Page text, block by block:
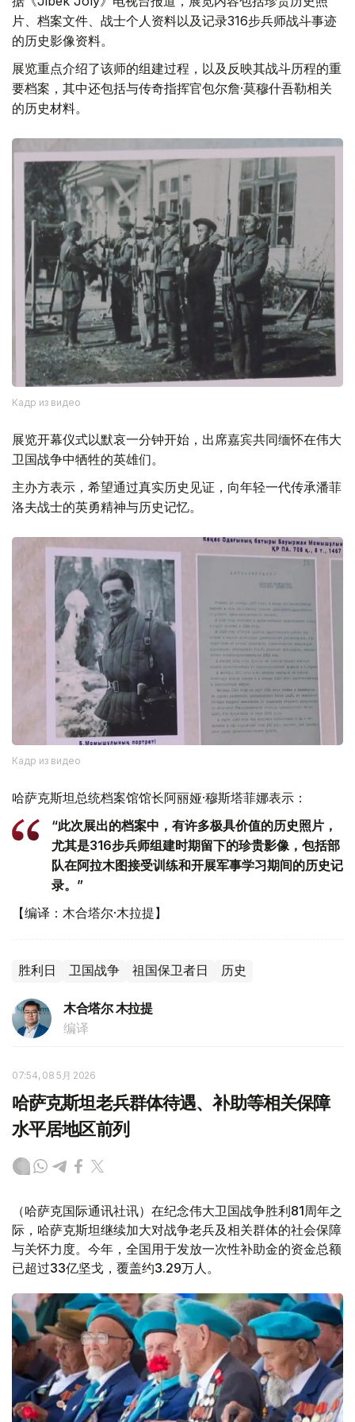
片、档案文件、战士个人资料以及记录316步兵师战斗事迹
的历史影像资料。
展览重点介绍了该师的组建过程，以及反映其战斗历程的重
要档案，其中还包括与传奇指挥官包尔詹·莫穆什吾勒相关
的历史材料。
Кадр из видео
展览开幕仪式以默哀一分钟开始，出席嘉宾共同缅怀在伟大
卫国战争中牺牲的英雄们。
主办方表示，希望通过真实历史见证，向年轻一代传承潘菲
洛夫战士的英勇精神与历史记忆。
Кадр из видео
哈萨克斯坦总统档案馆馆长阿丽娅·穆斯塔菲娜表示：
“此次展出的档案中，有许多极具价值的历史照片，
尤其是316步兵师组建时期留下的珍贵影像，包括部
队在阿拉木图接受训练和开展军事学习期间的历史记
录。”
【编译：木合塔尔·木拉提】
胜利日 卫国战争 祖国保卫者日 历史
木合塔尔 木拉提
编译
07:54, 08 5月 2026
哈萨克斯坦老兵群体待遇、补助等相关保障
水平居地区前列
（哈萨克国际通讯社讯）在纪念伟大卫国战争胜利81周年之
际，哈萨克斯坦继续加大对战争老兵及相关群体的社会保障
与关怀力度。今年，全国用于发放一次性补助金的资金总额
已超过33亿坚戈，覆盖约3.29万人。